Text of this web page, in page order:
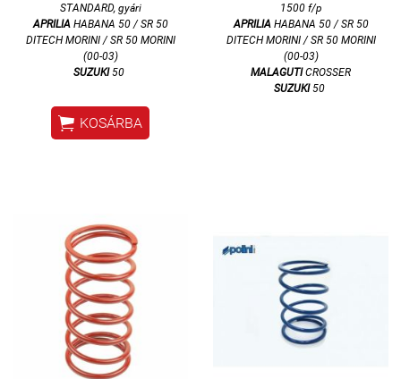
STANDARD, gyári
APRILIA HABANA 50 / SR 50
DITECH MORINI / SR 50 MORINI
(00-03)
SUZUKI50
 KOSÁRBA
1500 f/p
APRILIA HABANA 50 / SR 50
DITECH MORINI / SR 50 MORINI
(00-03)
MALAGUTICROSSER
SUZUKI50